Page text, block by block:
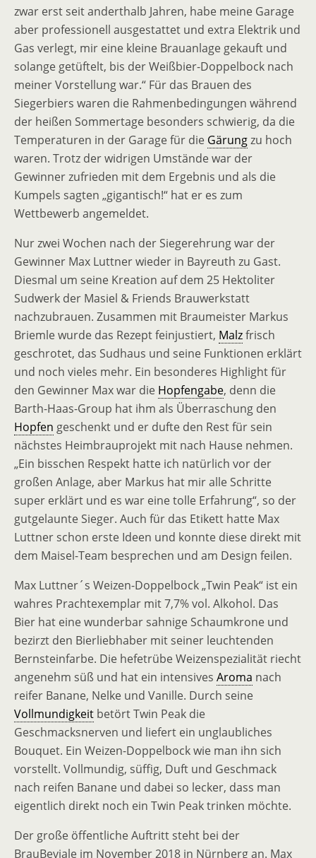
zwar erst seit anderthalb Jahren, habe meine Garage
aber professionell ausgestattet und extra Elektrik und
Gas verlegt, mir eine kleine Brauanlage gekauft und
solange getüftelt, bis der Weißbier-Doppelbock nach
meiner Vorstellung war.“ Für das Brauen des
Siegerbiers waren die Rahmenbedingungen während
der heißen Sommertage besonders schwierig, da die
Temperaturen in der Garage für die Gärungzu hoch
waren. Trotz der widrigen Umstände war der
Gewinner zufrieden mit dem Ergebnis und als die
Kumpels sagten „gigantisch!“ hat er es zum
Wettbewerb angemeldet.
Nur zwei Wochen nach der Siegerehrung war der
Gewinner Max Luttner wieder in Bayreuth zu Gast.
Diesmal um seine Kreation auf dem 25 Hektoliter
Sudwerk der Masiel & Friends Brauwerkstatt
nachzubrauen. Zusammen mit Braumeister Markus
Briemle wurde das Rezept feinjustiert, Malzfrisch
geschrotet, das Sudhaus und seine Funktionen erklärt
und noch vieles mehr. Ein besonderes Highlight für
den Gewinner Max war die Hopfengabe, denn die
Barth-Haas-Group hat ihm als Überraschung den
Hopfen geschenkt und er dufte den Rest für sein
nächstes Heimbrauprojekt mit nach Hause nehmen.
„Ein bisschen Respekt hatte ich natürlich vor der
großen Anlage, aber Markus hat mir alle Schritte
super erklärt und es war eine tolle Erfahrung“, so der
gutgelaunte Sieger. Auch für das Etikett hatte Max
Luttner schon erste Ideen und konnte diese direkt mit
dem Maisel-Team besprechen und am Design feilen.
Max Luttner´s Weizen-Doppelbock „Twin Peak“ ist ein
wahres Prachtexemplar mit 7,7% vol. Alkohol. Das
Bier hat eine wunderbar sahnige Schaumkrone und
bezirzt den Bierliebhaber mit seiner leuchtenden
Bernsteinfarbe. Die hefetrübe Weizenspezialität riecht
angenehm süß und hat ein intensives Aroma nach
reifer Banane, Nelke und Vanille. Durch seine
Vollmundigkeit betört Twin Peak die
Geschmacksnerven und liefert ein unglaubliches
Bouquet. Ein Weizen-Doppelbock wie man ihn sich
vorstellt. Vollmundig, süffig, Duft und Geschmack
nach reifen Banane und dabei so lecker, dass man
eigentlich direkt noch ein Twin Peak trinken möchte.
Der große öffentliche Auftritt steht bei der
BrauBeviale im November 2018 in Nürnberg an. Max